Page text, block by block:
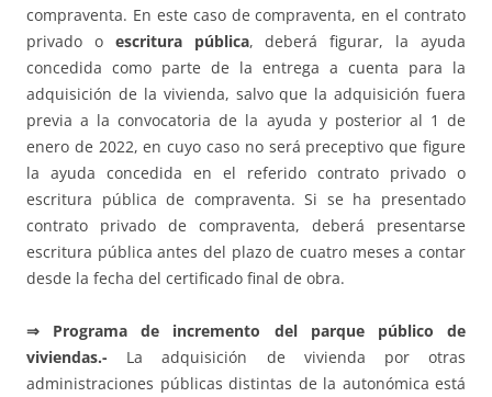
compraventa. En este caso de compraventa, en el contrato
privado o escritura pública, deberá figurar, la ayuda
concedida como parte de la entrega a cuenta para la
adquisición de la vivienda, salvo que la adquisición fuera
previa a la convocatoria de la ayuda y posterior al 1 de
enero de 2022, en cuyo caso no será preceptivo que figure
la ayuda concedida en el referido contrato privado o
escritura pública de compraventa. Si se ha presentado
contrato privado de compraventa, deberá presentarse
escritura pública antes del plazo de cuatro meses a contar
desde la fecha del certificado final de obra.
⇒ Programa de incremento del parque público de
viviendas.- La adquisición de vivienda por otras
administraciones públicas distintas de la autonómica está